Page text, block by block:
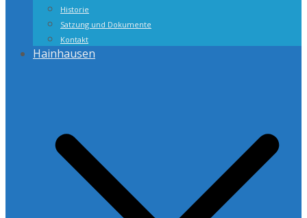
Historie
Satzung und Dokumente
Kontakt
Hainhausen